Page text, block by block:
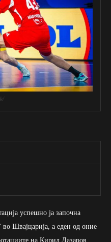
успешно ја започна
во Швајцарија, а еден од оние
на Кирил Лазаров